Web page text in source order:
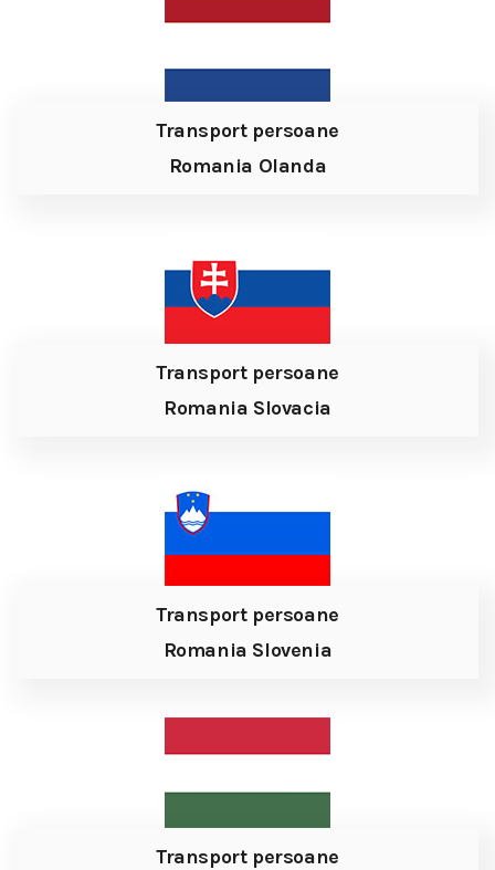
Transport persoane
Romania Olanda
Transport persoane
Romania Slovacia
Transport persoane
Romania Slovenia
Transport persoane